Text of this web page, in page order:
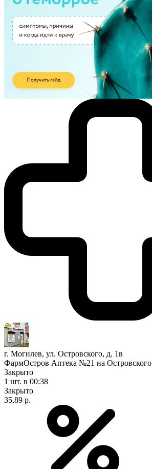
г. Могилев, ул. Островского, д. 1в
ФармОстров Аптека №21 на Островского
Закрыто
1 шт. в 00:38
Закрыто
35,89 р.